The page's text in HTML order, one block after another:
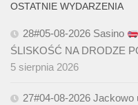
OSTATNIE WYDARZENIA
28#05-08-2026 Sasino
ŚLISKOŚĆ NA DRODZE
5 sierpnia 2026
27#04-08-2026 Jackowo